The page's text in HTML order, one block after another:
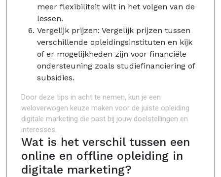
meer flexibiliteit wilt in het volgen van de
lessen.
Vergelijk prijzen: Vergelijk prijzen tussen
verschillende opleidingsinstituten en kijk
of er mogelijkheden zijn voor financiële
ondersteuning zoals studiefinanciering of
subsidies.
Door deze tips in acht te nemen, kun je een
weloverwogen keuze maken voor de juiste opleiding
digitale marketing die past bij jouw doelstellingen en
interesses.
Wat is het verschil tussen een
online en offline opleiding in
digitale marketing?